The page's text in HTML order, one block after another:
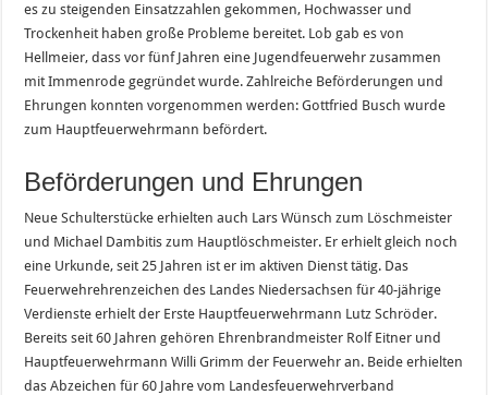
es zu steigenden Einsatzzahlen gekommen, Hochwasser und
Trockenheit haben große Probleme bereitet. Lob gab es von
Hellmeier, dass vor fünf Jahren eine Jugendfeuerwehr zusammen
mit Immenrode gegründet wurde. Zahlreiche Beförderungen und
Ehrungen konnten vorgenommen werden: Gottfried Busch wurde
zum Hauptfeuerwehrmann befördert.
Beförderungen und Ehrungen
Neue Schulterstücke erhielten auch Lars Wünsch zum Löschmeister
und Michael Dambitis zum Hauptlöschmeister. Er erhielt gleich noch
eine Urkunde, seit 25 Jahren ist er im aktiven Dienst tätig. Das
Feuerwehrehrenzeichen des Landes Niedersachsen für 40-jährige
Verdienste erhielt der Erste Hauptfeuerwehrmann Lutz Schröder.
Bereits seit 60 Jahren gehören Ehrenbrandmeister Rolf Eitner und
Hauptfeuerwehrmann Willi Grimm der Feuerwehr an. Beide erhielten
das Abzeichen für 60 Jahre vom Landesfeuerwehrverband